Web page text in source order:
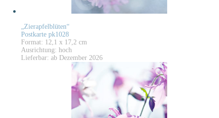
„Zierapfelblüten“
Postkarte pk1028
Format: 12,1 x 17,2 cm
Ausrichtung: hoch
Lieferbar: ab Dezember 2026